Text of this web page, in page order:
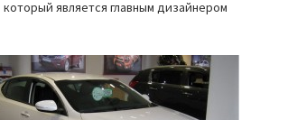
является главным дизайнером